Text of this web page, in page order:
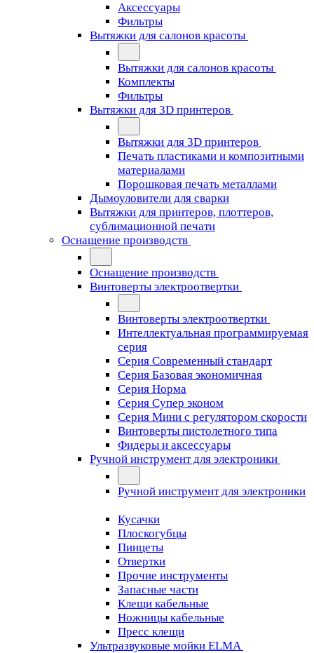
Аксессуары
Фильтры
Вытяжки для салонов красоты
Вытяжки для салонов красоты
Комплекты
Фильтры
Вытяжки для 3D принтеров
Вытяжки для 3D принтеров
Печать пластиками и композитными
материалами
Порошковая печать металлами
Дымоуловители для сварки
Вытяжки для принтеров, плоттеров,
сублимационной печати
Оснащение производств
Оснащение производств
Винтоверты электроотвертки
Винтоверты электроотвертки
Интеллектуальная программируемая
серия
Серия Современный стандарт
Серия Базовая экономичная
Серия Норма
Серия Cупер эконом
Серия Мини с регулятором скорости
Винтоверты пистолетного типа
Фидеры и аксессуары
Ручной инструмент для электроники
Ручной инструмент для электроники
Кусачки
Плоскогубцы
Пинцеты
Отвертки
Прочие инструменты
Запасные части
Клещи кабельные
Ножницы кабельные
Пресс клещи
Ультразвуковые мойки ELMA